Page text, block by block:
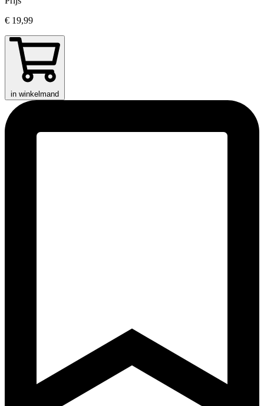
€ 19,99
in winkelmand